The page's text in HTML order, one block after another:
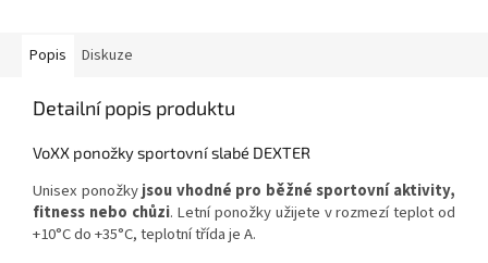
Popis Diskuze
Detailní popis produktu
VoXX ponožky sportovní slabé DEXTER
Unisex ponožkyjsou vhodné pro běžné sportovní aktivity,
fitness nebo chůzi. Letní ponožky užijete v rozmezí teplot od
+10°C do +35°C, teplotní třída je A.